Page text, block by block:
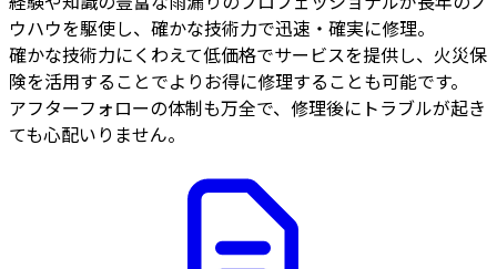
ウハウを駆使し、確かな技術力で迅速・確実に修理。
確かな技術力にくわえて低価格でサービスを提供し、火災保
険を活用することでよりお得に修理することも可能です。
アフターフォローの体制も万全で、修理後にトラブルが起き
ても心配いりません。